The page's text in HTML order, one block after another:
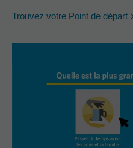
Trouvez votre Point de départ